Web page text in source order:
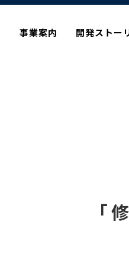
事業案内 開発ストー
「